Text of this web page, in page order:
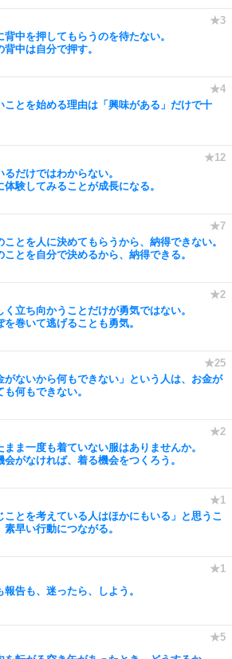
背中を押してもらうのを待たない。
背中は自分で押す。
ことを始める理由は「興味がある」だけで十
るだけではわからない。
体験してみることが成長になる。
ことを人に決めてもらうから、納得できない。
ことを自分で決めるから、納得できる。
く立ち向かうことだけが勇気ではない。
を巻いて逃げることも勇気。
がないから何もできない」という人は、お金が
も何もできない。
まま一度も着ていない服はありませんか。
会がなければ、着る機会をつくろう。
ことを考えている人はほかにもいる」と思うこ
素早い行動につながる。
報告も、迷ったら、しよう。